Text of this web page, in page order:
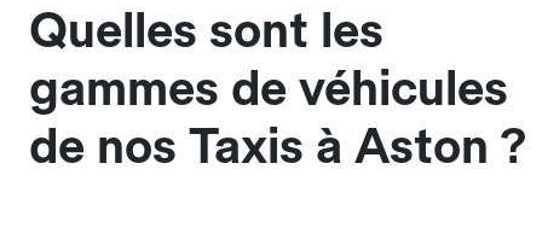
Quelles sont les
gammes de véhicules
de nos Taxis à Aston ?